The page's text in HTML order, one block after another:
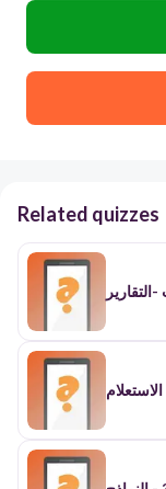
Related quizzes
-التقارير